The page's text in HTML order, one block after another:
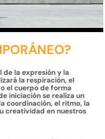
la expresión y la
la respiración, el
el cuerpo de forma
iniciación se realiza un
coordinación, el ritmo, la
creatividad en nuestros